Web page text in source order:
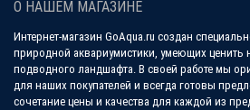
О НАШЕМ МАГАЗИНЕ
Интернет-магазин GoAqua.ru создан
природной аквариумистики, умеющих ценить
подводного ландшафта. В своей работе мы
для наших покупателей и всегда готовы
сочетание цены и качества для каждой из